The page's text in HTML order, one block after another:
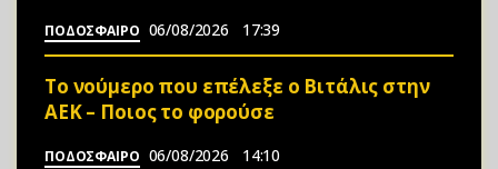
ΠΟΔΟΣΦΑΙΡΟ 06/08/2026 17:39
Το νούμερο που επέλεξε ο Βιτάλις στην
ΑΕΚ – Ποιος το φορούσε
ΠΟΔΟΣΦΑΙΡΟ 06/08/2026 14:10